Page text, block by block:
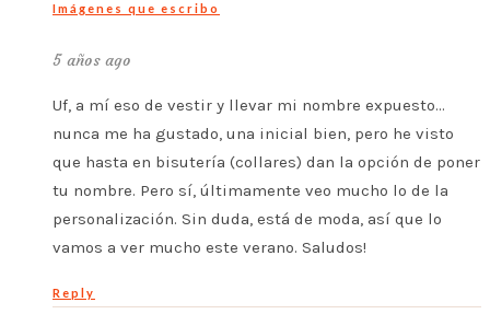
Imágenes que escribo
5 años ago
Uf, a mí eso de vestir y llevar mi nombre expuesto…
nunca me ha gustado, una inicial bien, pero he visto
que hasta en bisutería (collares) dan la opción de poner
tu nombre. Pero sí, últimamente veo mucho lo de la
personalización. Sin duda, está de moda, así que lo
vamos a ver mucho este verano. Saludos!
Reply